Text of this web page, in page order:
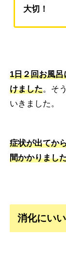
大切！
1日２回お風
けました。そ
いきました。
症状が出てか
間かかりまし
消化にい